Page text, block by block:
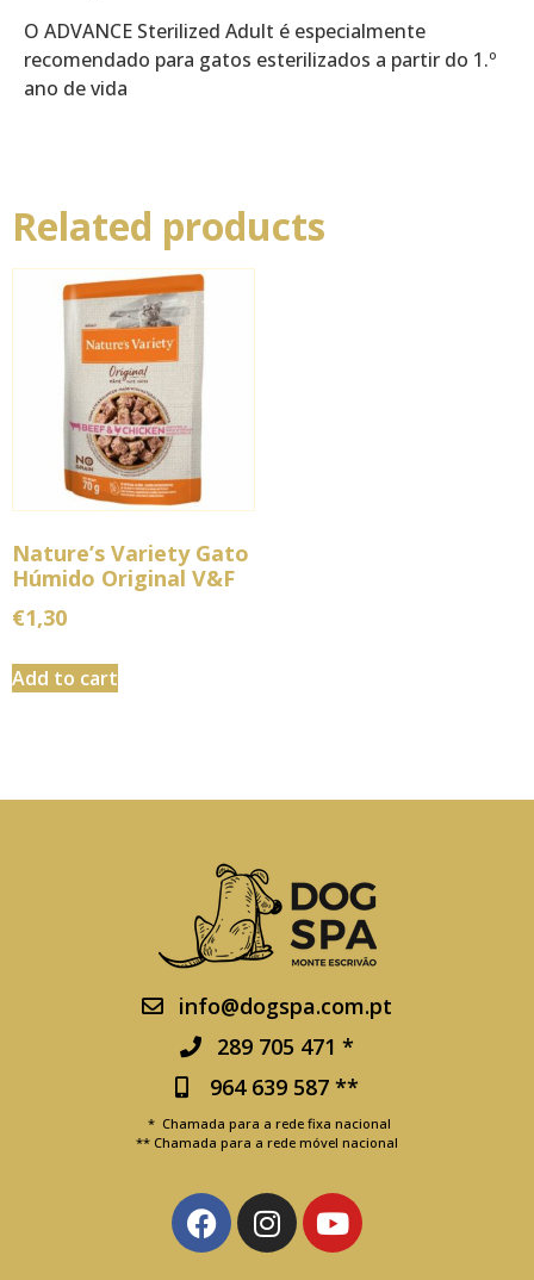
O ADVANCE Sterilized Adult é especialmente
recomendado para gatos esterilizados a partir do 1.º
ano de vida
Related products
Nature’s Variety Gato
Húmido Original V&F
€1,30
Add to cart
info@dogspa.com.pt
289 705 471 *
964 639 587 **
* Chamada para a rede fixa nacional
** Chamada para a rede móvel nacional